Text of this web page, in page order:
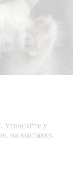
Уточняйте у
на выставку.